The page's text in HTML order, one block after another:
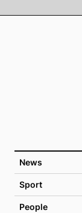
News
Sport
People